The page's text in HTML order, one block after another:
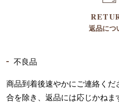
返品につ
不良品
商品到着後速やかにご連絡く
合を除き、返品には応じかねま